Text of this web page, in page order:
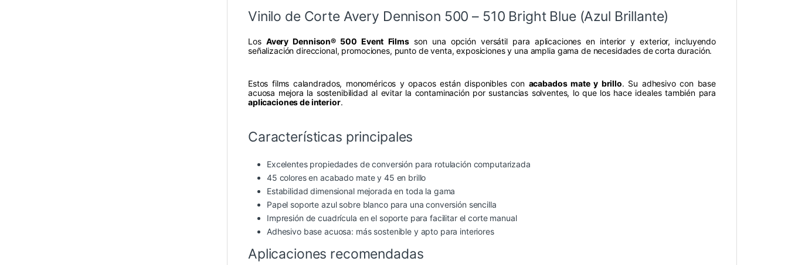
Vinilo de Corte Avery Dennison 500 – 510 Bright Blue (Azul Brillante)
Los Avery Dennison® 500 Event Filmsson una opción versátil para aplicaciones en interior y exterior, incluyendo
señalización direccional, promociones, punto de venta, exposiciones y una amplia gama de necesidades de corta duración.
Estos films calandrados, monoméricos y opacos están disponibles con acabados mate y brillo. Su adhesivo con base
acuosa mejora la sostenibilidad al evitar la contaminación por sustancias solventes, lo que los hace ideales también para
aplicaciones de interior.
Características principales
Excelentes propiedades de conversión para rotulación computarizada
45 colores en acabado mate y 45 en brillo
Estabilidad dimensional mejorada en toda la gama
Papel soporte azul sobre blanco para una conversión sencilla
Impresión de cuadrícula en el soporte para facilitar el corte manual
Adhesivo base acuosa: más sostenible y apto para interiores
Aplicaciones recomendadas